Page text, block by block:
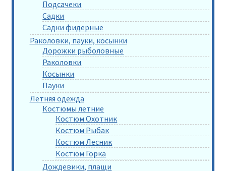
Подсачеки
Садки
Садки фидерные
Раколовки, пауки, косынки
Дорожки рыболовные
Раколовки
Косынки
Пауки
Летняя одежда
Костюмы летние
Костюм Охотник
Костюм Рыбак
Костюм Лесник
Костюм Горка
Дождевики, плащи